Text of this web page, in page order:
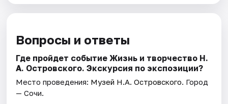
Вопросы и ответы
Где пройдет событие Жизнь и творчество Н.
А. Островского. Экскурсия по экспозиции?
Место проведения: Музей Н.А. Островского. Город
— Сочи.